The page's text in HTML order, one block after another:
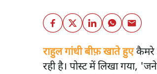
राहुल गांधी बीफ़ खाते हुएकैमरे
रही है। पोस्ट में लिखा गया,